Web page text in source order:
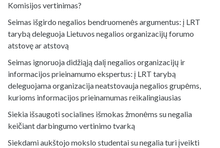
Komisijos vertinimas?
Seimas išgirdo negalios bendruomenės argumentus: į LRT
tarybą deleguoja Lietuvos negalios organizacijų forumo
atstovę ar atstovą
Seimas ignoruoja didžiąją dalį negalios organizacijų ir
informacijos prieinamumo ekspertus: į LRT tarybą
deleguojama organizacija neatstovauja negalios grupėms,
kurioms informacijos prieinamumas reikalingiausias
Siekia išsaugoti socialines išmokas žmonėms su negalia
keičiant darbingumo vertinimo tvarką
Siekdami aukštojo mokslo studentai su negalia turi įveikti